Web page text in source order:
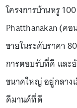
โครงการบ้านหรู
Phatthanakan (ค
ขายในระดับราคา
การตอบรับที่ดี แล
ขนาดใหญ่ อยู่กลาง
ดีมานด์ที่ดี